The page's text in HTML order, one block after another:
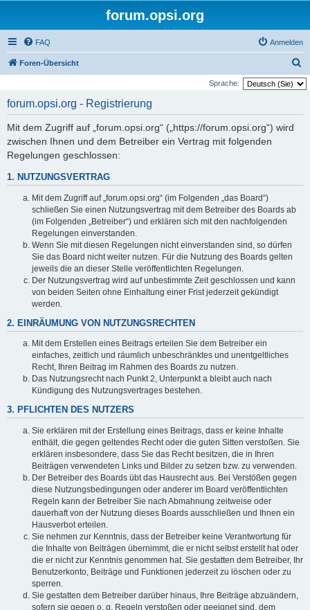
forum.opsi.org
FAQ Anmelden
Foren-Übersicht
u
Sprache:
forum.opsi.org - Registrierung
Mit dem Zugriff auf „forum.opsi.org“ („https://forum.opsi.org“) wird
zwischen Ihnen und dem Betreiber ein Vertrag mit folgenden
Regelungen geschlossen:
1. NUTZUNGSVERTRAG
Mit dem Zugriff auf „forum.opsi.org“ (im Folgenden „das Board“)
schließen Sie einen Nutzungsvertrag mit dem Betreiber des Boards ab
(im Folgenden „Betreiber“) und erklären sich mit den nachfolgenden
Regelungen einverstanden.
Wenn Sie mit diesen Regelungen nicht einverstanden sind, so dürfen
Sie das Board nicht weiter nutzen. Für die Nutzung des Boards gelten
jeweils die an dieser Stelle veröffentlichten Regelungen.
Der Nutzungsvertrag wird auf unbestimmte Zeit geschlossen und kann
von beiden Seiten ohne Einhaltung einer Frist jederzeit gekündigt
werden.
2. EINRÄUMUNG VON NUTZUNGSRECHTEN
Mit dem Erstellen eines Beitrags erteilen Sie dem Betreiber ein
einfaches, zeitlich und räumlich unbeschränktes und unentgeltliches
Recht, Ihren Beitrag im Rahmen des Boards zu nutzen.
Das Nutzungsrecht nach Punkt 2, Unterpunkt a bleibt auch nach
Kündigung des Nutzungsvertrages bestehen.
3. PFLICHTEN DES NUTZERS
Sie erklären mit der Erstellung eines Beitrags, dass er keine Inhalte
enthält, die gegen geltendes Recht oder die guten Sitten verstoßen. Sie
erklären insbesondere, dass Sie das Recht besitzen, die in Ihren
Beiträgen verwendeten Links und Bilder zu setzen bzw. zu verwenden.
Der Betreiber des Boards übt das Hausrecht aus. Bei Verstößen gegen
diese Nutzungsbedingungen oder anderer im Board veröffentlichten
Regeln kann der Betreiber Sie nach Abmahnung zeitweise oder
dauerhaft von der Nutzung dieses Boards ausschließen und Ihnen ein
Hausverbot erteilen.
Sie nehmen zur Kenntnis, dass der Betreiber keine Verantwortung für
die Inhalte von Beiträgen übernimmt, die er nicht selbst erstellt hat oder
die er nicht zur Kenntnis genommen hat. Sie gestatten dem Betreiber, Ihr
Benutzerkonto, Beiträge und Funktionen jederzeit zu löschen oder zu
sperren.
Sie gestatten dem Betreiber darüber hinaus, Ihre Beiträge abzuändern,
sofern sie gegen o. g. Regeln verstoßen oder geeignet sind, dem